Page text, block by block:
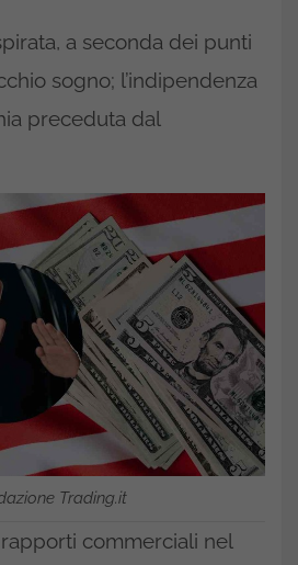
a seconda dei punti
sogno; l’indipendenza
preceduta dal
Trading.it
commerciali nel